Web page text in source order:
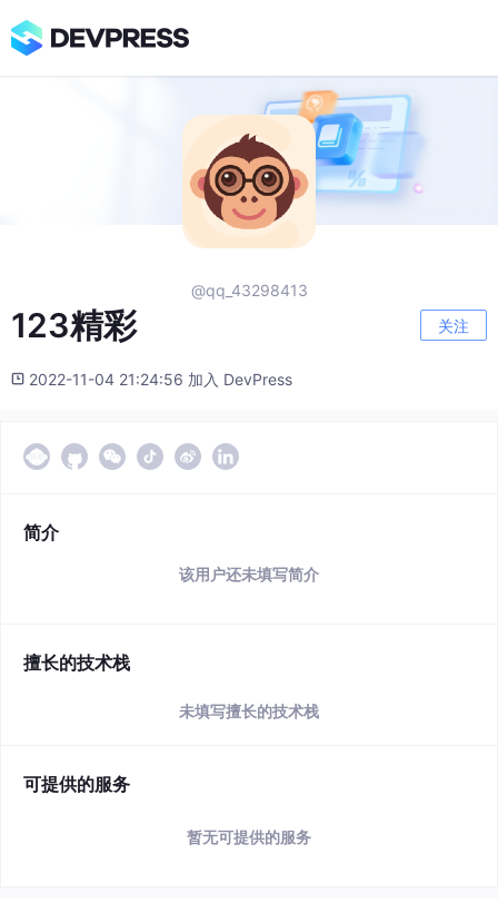
@qq_43298413
123精彩 关注
2022-11-04 21:24:56 加入 DevPress
简介
该用户还未填写简介
擅长的技术栈
未填写擅长的技术栈
可提供的服务
暂无可提供的服务